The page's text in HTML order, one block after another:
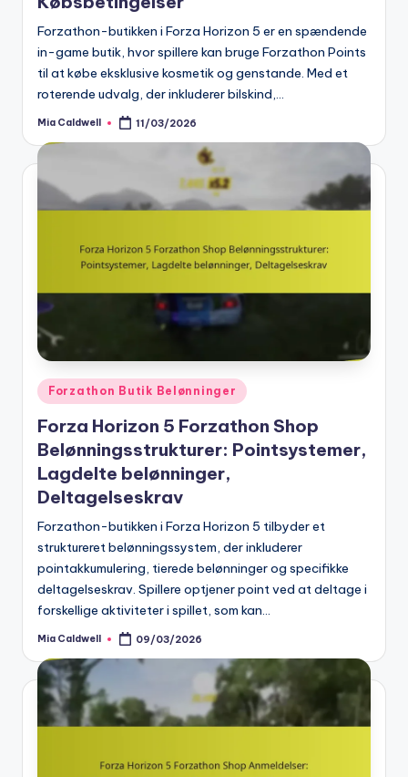
Forzathon-butikken i Forza Horizon 5 er en spændende
in-game butik, hvor spillere kan bruge Forzathon Points
til at købe eksklusive kosmetik og genstande. Med et
roterende udvalg, der inkluderer bilskind,…
Posted
Mia Caldwell 11/03/2026
Posted
in
Forzathon Butik Belønninger
Forza Horizon 5 Forzathon Shop
Belønningsstrukturer: Pointsystemer,
Lagdelte belønninger,
Deltagelseskrav
Forzathon-butikken i Forza Horizon 5 tilbyder et
struktureret belønningssystem, der inkluderer
pointakkumulering, tierede belønninger og specifikke
deltagelseskrav. Spillere optjener point ved at deltage i
forskellige aktiviteter i spillet, som kan…
Posted
Mia Caldwell 09/03/2026